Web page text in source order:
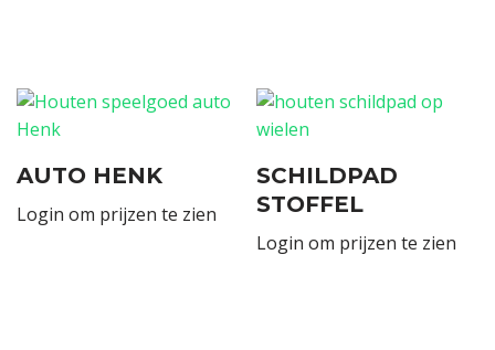
AUTO HENK
Login om prijzen te zien
SCHILDPAD
STOFFEL
Login om prijzen te zien